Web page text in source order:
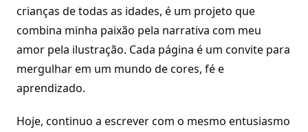
crianças de todas as idades, é um projeto que
combina minha paixão pela narrativa com meu
amor pela ilustração. Cada página é um convite para
mergulhar em um mundo de cores, fé e
aprendizado.
Hoje, continuo a escrever com o mesmo entusiasmo